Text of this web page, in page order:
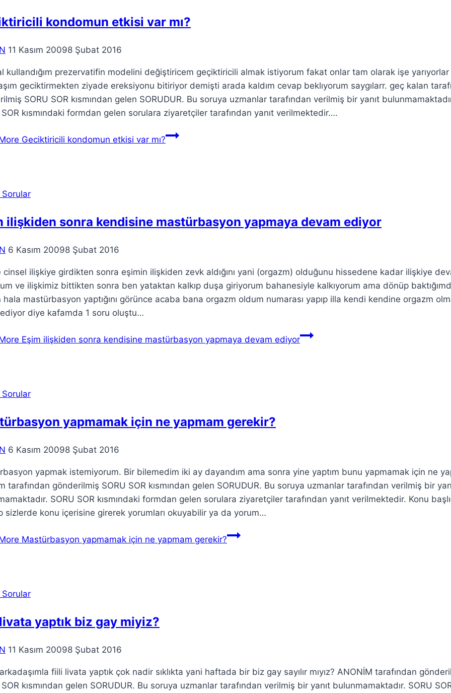
kondomun etkisi var mı?
11 Kasım 20098 Şubat 2016
kullandığım prezervatifin modelini değiştiricem geçiktiricili almak istiyorum fakat onlar tam olarak işe yarıyorlar
geciktirmekten ziyade ereksiyonu bitiriyor demişti arada kaldım cevap beklıyorum saygılarr. geç kalan
SORU SOR kısmından gelen SORUDUR. Bu soruya uzmanlar tarafından verilmiş bir yanıt
SOR kısmındaki formdan gelen sorulara ziyaretçiler tarafından yanıt verilmektedir….
Geciktiricili kondomun etkisi var mı?
ilişkiden sonra kendisine mastürbasyon yapmaya devam ediyor
6 Kasım 20098 Şubat 2016
cinsel ilişkiye girdikten sonra eşimin ilişkiden zevk aldığını yani (orgazm) olduğunu hissedene kadar ilişkiye
ve ilişkimiz bittikten sonra ben yataktan kalkıp duşa giriyorum bahanesiyle kalkıyorum ama dönüp
hala mastürbasyon yaptığını görünce acaba bana orgazm oldum numarası yapıp illa kendi kendine orgazm
diye kafamda 1 soru oluştu…
Eşim ilişkiden sonra kendisine mastürbasyon yapmaya devam ediyor
yapmamak için ne yapmam gerekir?
6 Kasım 20098 Şubat 2016
yapmak istemiyorum. Bir bilemedim iki ay dayandım ama sonra yine yaptım bunu yapmamak için ne
tarafından gönderilmiş SORU SOR kısmından gelen SORUDUR. Bu soruya uzmanlar tarafından verilmiş bir
SORU SOR kısmındaki formdan gelen sorulara ziyaretçiler tarafından yanıt verilmektedir. Konu
sizlerde konu içerisine girerek yorumları okuyabilir ya da yorum…
Mastürbasyon yapmamak için ne yapmam gerekir?
yaptık biz gay miyiz?
11 Kasım 20098 Şubat 2016
fiili livata yaptık çok nadir sıklıkta yani haftada bir biz gay sayılır mıyız? ANONİM tarafından
kısmından gelen SORUDUR. Bu soruya uzmanlar tarafından verilmiş bir yanıt bulunmamaktadır. SORU